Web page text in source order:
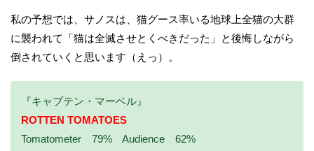
私の予想では、サノスは、猫グース率いる地球上全猫の大群
に襲われて「猫は全滅させとくべきだった」と後悔しながら
倒されていくと思います（えっ）。
『キャプテン・マーベル』
ROTTEN TOMATOES
Tomatometer 79% Audience 62%